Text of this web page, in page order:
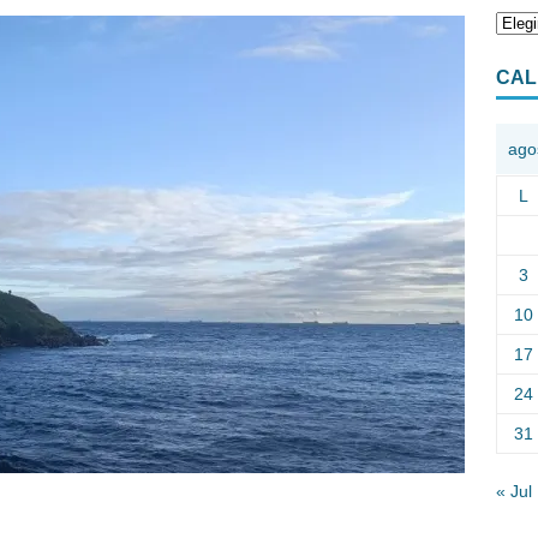
L
3
10
17
24
31
« Jul